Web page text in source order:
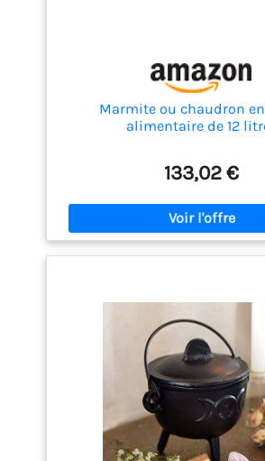
manière
Dimensions
pour polenta
largeur 31cm,
profondeur
hauteur
du fait-tout
capacité du
est de 3.5L
Depuis 60
proposons
produits
maison et
cuisine qui
faciles à
Marmite ou chaudron
alimentaire de 12
133,02 €